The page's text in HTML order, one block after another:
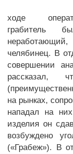
ходе
грабитель
челябинец. В
совершении
рассказал,
на рынках,
нападал на
изделия он
возбуждено
(«Грабеж»). В